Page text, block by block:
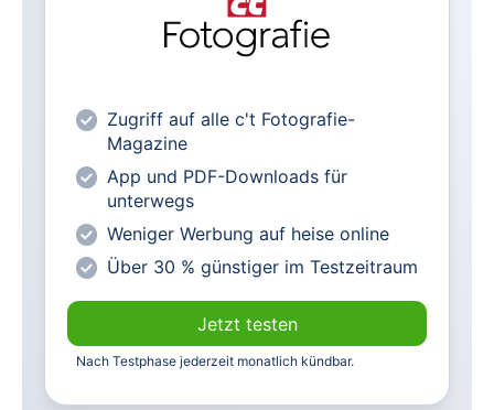
Alle exklusiven heise+ Artikel frei
lesen
Vorteilspreis für Magazin-
Abonnenten
Zugriff auf alle c't Fotografie-
Magazine
App und PDF-Downloads für
unterwegs
Weniger Werbung auf heise online
Über 30 % günstiger im Testzeitraum
Jetzt testen
Nach Testphase jederzeit monatlich kündbar.